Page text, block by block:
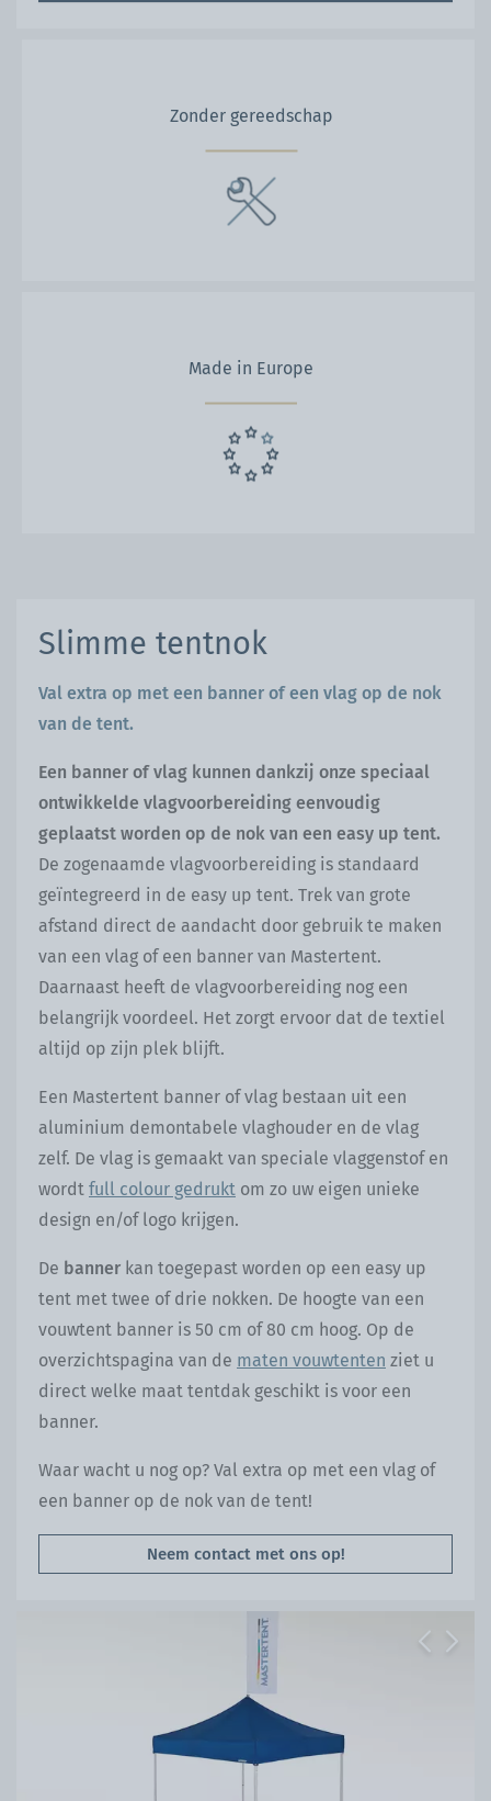
Zonder gereedschap
Made in Europe
Slimme tentnok
Val extra op met een banner of een vlag op de nok
van de tent.
Een banner of vlag kunnen dankzij onze speciaal
ontwikkelde vlagvoorbereiding eenvoudig
geplaatst worden op de nok van een easy up tent.
De zogenaamde vlagvoorbereiding is standaard
geïntegreerd in de easy up tent. Trek van grote
afstand direct de aandacht door gebruik te maken
van een vlag of een banner van Mastertent.
Daarnaast heeft de vlagvoorbereiding nog een
belangrijk voordeel. Het zorgt ervoor dat de textiel
altijd op zijn plek blijft.
Een Mastertent banner of vlag bestaan uit een
aluminium demontabele vlaghouder en de vlag
zelf. De vlag is gemaakt van speciale vlaggenstof en
wordt full colour gedrukt om zo uw eigen unieke
design en/of logo krijgen.
De banner kan toegepast worden op een easy up
tent met twee of drie nokken. De hoogte van een
vouwtent banner is 50 cm of 80 cm hoog. Op de
overzichtspagina van de maten vouwtenten ziet u
direct welke maat tentdak geschikt is voor een
banner.
Waar wacht u nog op? Val extra op met een vlag of
een banner op de nok van de tent!
Neem contact met ons op!
Previous
Next